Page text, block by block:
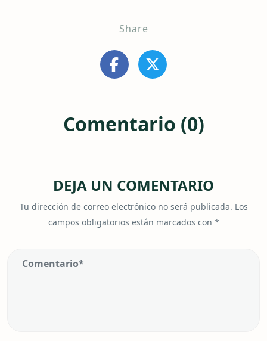
Share
Comentario (0)
DEJA UN COMENTARIO
Tu dirección de correo electrónico no será publicada. Los
campos obligatorios están marcados con *